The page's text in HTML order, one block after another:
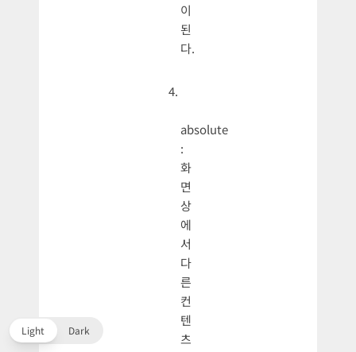
이
된
다.
absolute
:
화
면
상
에
서
다
른
컨
텐
츠
Light Dark